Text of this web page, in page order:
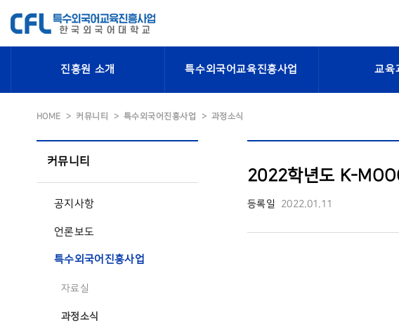
진흥원 소개 특수외국어교육진흥사업 교육
HOME 커뮤니티 특수외국어진흥사업 과정소식
커뮤니티
공지사항
언론보도
특수외국어진흥사업
자료실
과정소식
2022학년도 K-
등록일 2022.01.11